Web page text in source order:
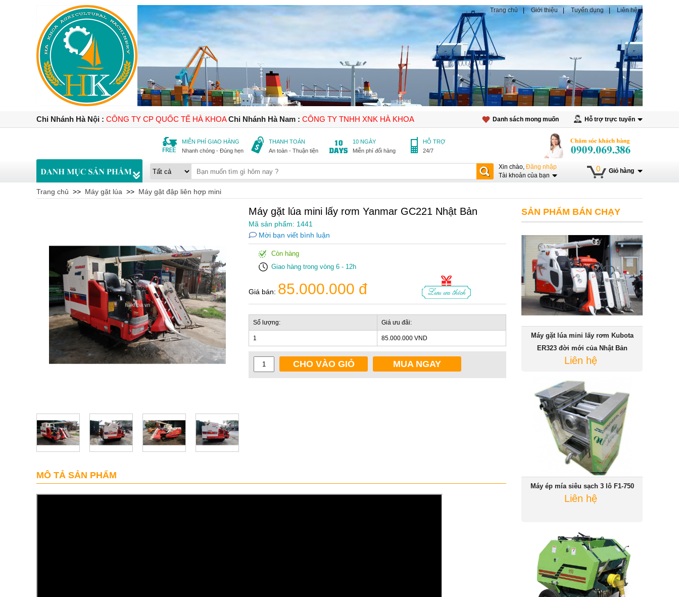
Trang chủ Giới thiệu Tuyển dụng Liên hệ
Chi Nhánh Hà Nội : CÔNG TY CP QUỐC TẾ HÀ KHOAChi Nhánh Hà Nam : CÔNG TY TNHH XNK HÀ KHOA Hỗ trợ trực tuyến
Danh sách mong muốn
MIỄN PHÍ GIAO HÀNG
Nhanh chóng - Đúng hẹn
THANH TOÁN
An toàn - Thuận tiện
10 NGÀY
Miễn phí đổi hàng
HỖ TRỢ
24/7
0 Giỏ hàng
Xin chào, Đăng nhập
Tài khoản của bạn
Trang chủ >> Máy gặt lúa >> Máy gặt đập liên hợp mini
Máy gặt lúa mini lấy rơm Yanmar GC221 Nhật Bản
Mã sản phẩm: 1441
Mời bạn viết bình luận
Còn hàng
Giao hàng trong vòng 6 - 12h
Giá bán: 85.000.000 đ
Số lượng: Giá ưu đãi:
1 85.000.000 VND
CHO VÀO GIỎ MUA NGAY
MÔ TẢ SẢN PHẨM
SẢN PHẨM BÁN CHẠY
Máy gặt lúa mini lấy rơm Kubota
ER323 đời mới của Nhật Bản
Liên hệ
Máy ép mía siêu sạch 3 lô F1-750
Liên hệ